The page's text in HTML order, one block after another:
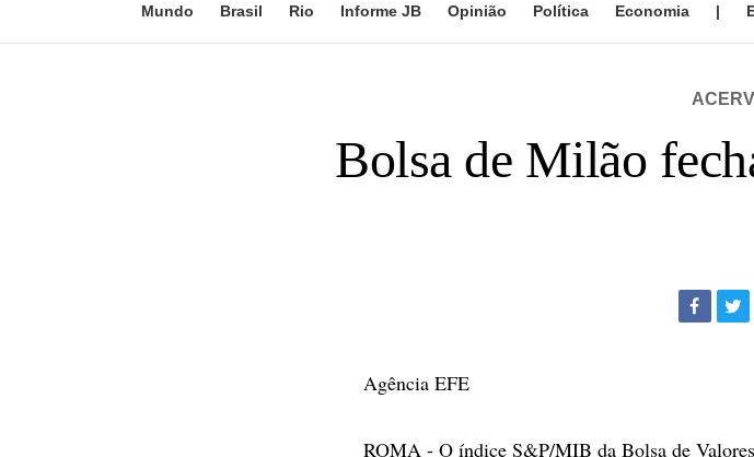
Mundo Brasil Rio Informe JB Opinião Política Economia |
Bolsa de Milão
Agência EFE
ROMA - O índice S&P/MIB da Bolsa de